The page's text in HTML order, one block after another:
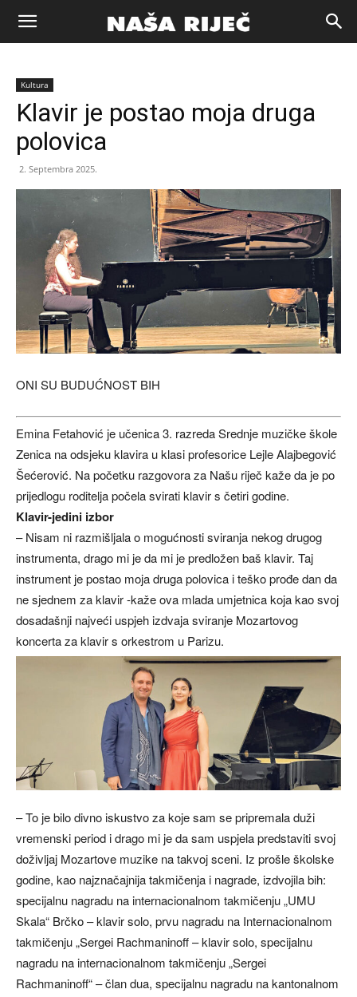
Naša
riječ
Zenica
Kultura
Klavir je postao moja druga
polovica
2. Septembra 2025.
ONI SU BUDUĆNOST BIH
Emina Fetahović je učenica 3. razreda Srednje muzičke škole
Zenica na odsjeku klavira u klasi profesorice Lejle Alajbegović
Šećerović. Na početku razgovora za Našu riječ kaže da je po
prijedlogu roditelja počela svirati klavir s četiri godine.
Klavir-jedini izbor
– Nisam ni razmišljala o mogućnosti sviranja nekog drugog
instrumenta, drago mi je da mi je predložen baš klavir. Taj
instrument je postao moja druga polovica i teško prođe dan da
ne sjednem za klavir -kaže ova mlada umjetnica koja kao svoj
dosadašnji najveći uspjeh izdvaja sviranje Mozartovog
koncerta za klavir s orkestrom u Parizu.
– To je bilo divno iskustvo za koje sam se pripremala duži
vremenski period i drago mi je da sam uspjela predstaviti svoj
doživljaj Mozartove muzike na takvoj sceni. Iz prošle školske
godine, kao najznačajnija takmičenja i nagrade, izdvojila bih:
specijalnu nagradu na internacionalnom takmičenju „UMU
Skala“ Brčko – klavir solo, prvu nagradu na Internacionalnom
takmičenju „Sergei Rachmaninoff – klavir solo, specijalnu
nagradu na internacionalnom takmičenju „Sergei
Rachmaninoff“ – član dua, specijalnu nagradu na kantonalnom